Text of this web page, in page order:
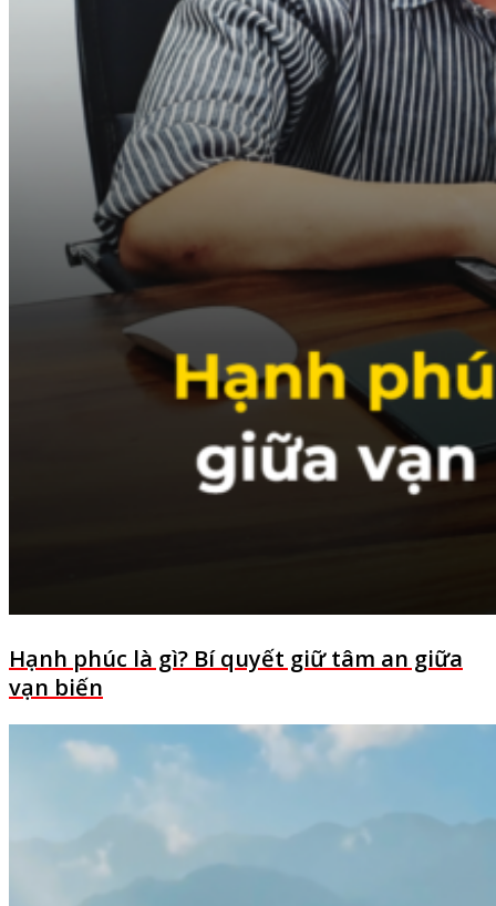
Hạnh phúc là gì? Bí quyết giữ tâm an giữa
vạn biến